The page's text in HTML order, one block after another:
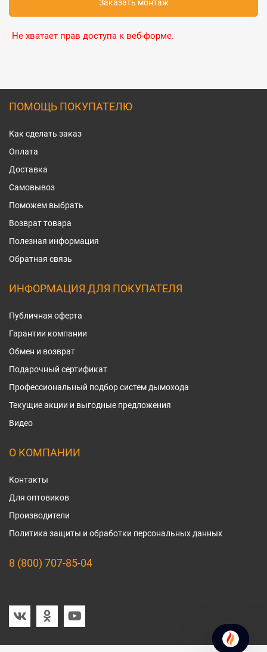
Заказать монтаж
Не хватает прав доступа к веб-форме.
ПОМОЩЬ ПОКУПАТЕЛЮ
Как сделать заказ
Оплата
Доставка
Самовывоз
Поможем выбрать
Возврат товара
Полезная информация
Обратная связь
ИНФОРМАЦИЯ ДЛЯ ПОКУПАТЕЛЯ
Публичная оферта
Гарантии компании
Обмен и возврат
Подарочный сертификат
Профессиональный подбор систем дымохода
Текущие акции и выгодные предложения
Видео
О КОМПАНИИ
Контакты
Для оптовиков
Производители
Политика защиты и обработки персональных данных
8 (800) 707-85-04